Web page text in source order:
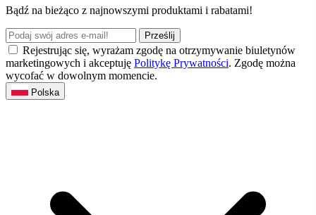
Bądź na bieżąco z najnowszymi produktami i rabatami!
Prześlij
Rejestrując się, wyrażam zgodę na otrzymywanie biuletynów
marketingowych i akceptuję Politykę Prywatności. Zgodę można
wycofać w dowolnym momencie.
Polska